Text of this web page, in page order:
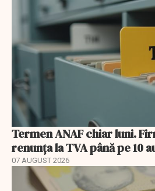
Termen ANAF chiar luni.
renunța la TVA până pe 10
07 AUGUST 2026